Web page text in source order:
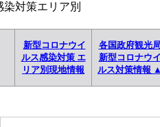
対策エリア別
新型コロナウイ
ルス感染対策 エ
リア別現地情報
各国政府観光
新型コロナウ
ルス対策情報